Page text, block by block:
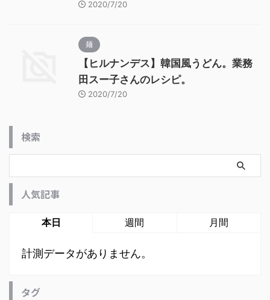
2020/7/20
麺
【ヒルナンデス】韓国風うどん。業務
田スー子さんのレシピ。
2020/7/20
検索
人気記事
本日 週間 月間
計測データがありません。
タグ